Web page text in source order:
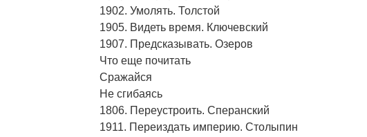
1902. Умолять. Толстой
1905. Видеть время. Ключевский
1907. Предсказывать. Озеров
Что еще почитать
Сражайся
Не сгибаясь
1806. Переустроить. Сперанский
1911. Переиздать империю. Столыпин